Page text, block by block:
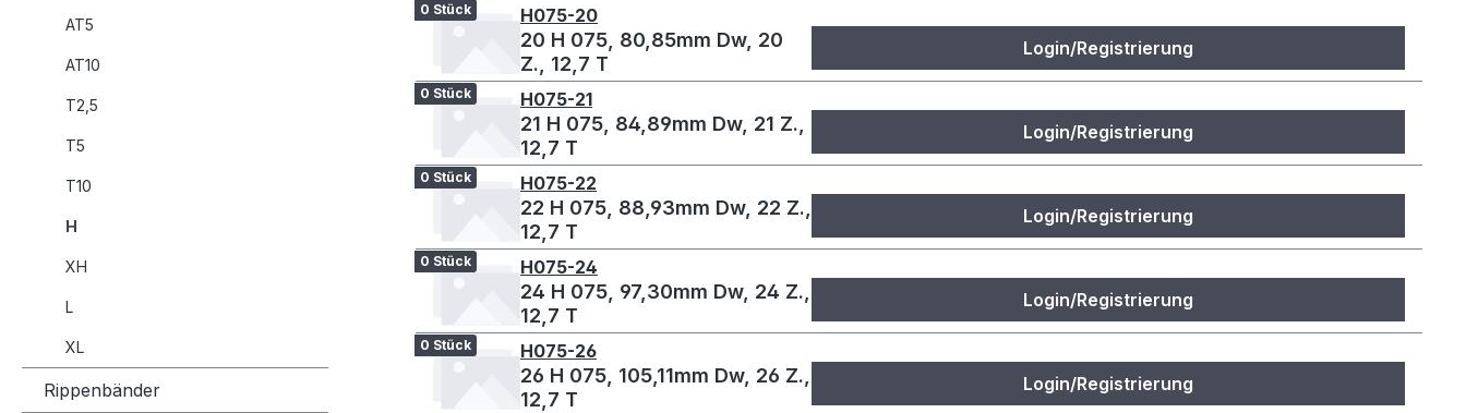
AT5
AT10
T2,5
T5
T10
H
XH
L
XL
Rippenbänder
0 Stück H075-20
20 H 075, 80,85mm Dw, 20
Z., 12,7 T
Login/Registrierung
0 Stück H075-21
21 H 075, 84,89mm Dw, 21 Z.,
12,7 T
Login/Registrierung
0 Stück H075-22
22 H 075, 88,93mm Dw, 22 Z.,
12,7 T
Login/Registrierung
0 Stück H075-24
24 H 075, 97,30mm Dw, 24 Z.,
12,7 T
Login/Registrierung
0 Stück H075-26
26 H 075, 105,11mm Dw, 26 Z.,
12,7 T
Login/Registrierung